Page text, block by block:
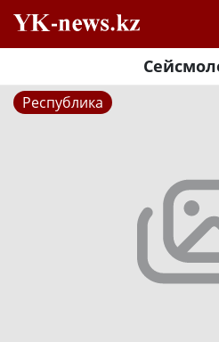
Республика